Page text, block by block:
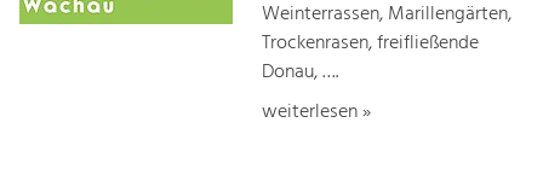
Weinterrassen, Marillengärten,
Trockenrasen, freifließende
Donau, ….
weiterlesen »